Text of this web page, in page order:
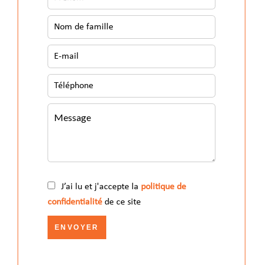
J’ai lu et j'accepte la politique de
confidentialité de ce site
ENVOYER